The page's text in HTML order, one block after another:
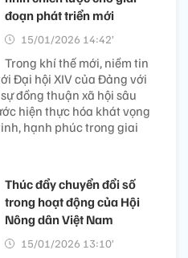
đoạn phát triển mới
15/01/2026 14:42’
Trong khí thế mới, niềm tin
Đại hội XIV của Đảng với
đồng thuận xã hội sâu
hiện thực hóa khát vọng
hạnh phúc trong giai
Thúc đẩy chuyển đổi số
trong hoạt động của Hội
Nông dân Việt Nam
15/01/2026 13:10’